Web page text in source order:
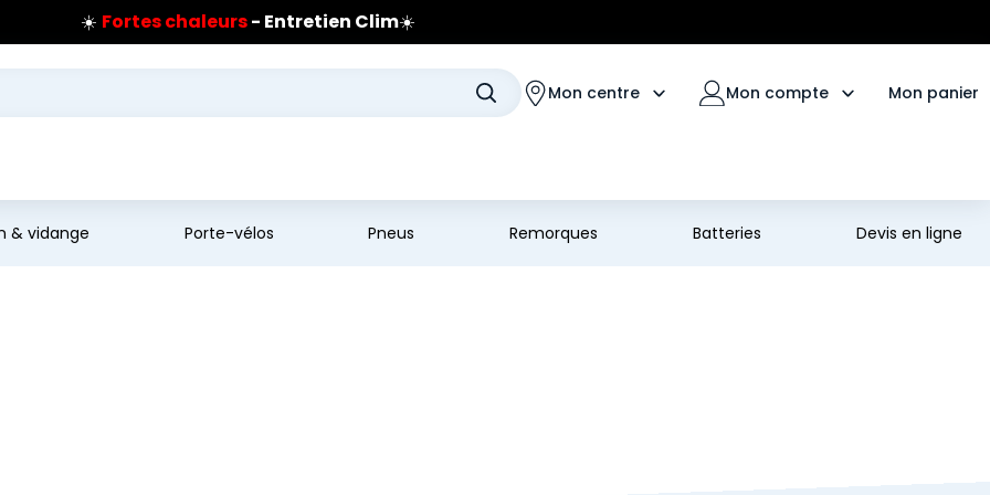
☀️ Fortes chaleurs- Entretien Clim☀️
Prix coûtant pneus Bridgestone
🔥Extincteur :réflexe sécurité🔥
sur les pneus Bridgestone Mon centre Mon compte Mon panier
& vidange Porte-vélos Pneus Remorques Batteries Devis en ligne